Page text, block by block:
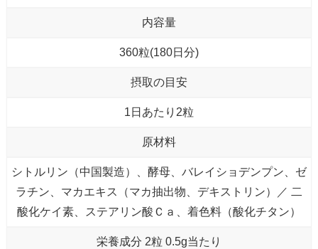
内容量
360粒(180日分)
摂取の目安
1日あたり2粒
原材料
シトルリン（中国製造）、酵母、バレイショデンプン、ゼ
ラチン、マカエキス（マカ抽出物、デキストリン）／ 二
酸化ケイ素、ステアリン酸Ｃａ、着色料（酸化チタン）
栄養成分 2粒 0.5g当たり